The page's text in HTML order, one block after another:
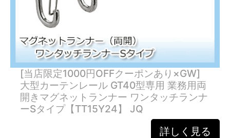
[当店限定1000円OFFクーポンあり×GW]
大型カーテンレール GT40型専用 業務用両
開きマグネットランナー ワンタッチランナ
ーSタイプ【TT15Y24】 JQ
詳しく見る